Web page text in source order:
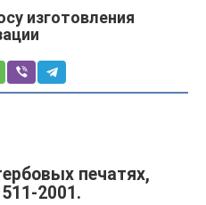
изготовления
печатях,
2001.